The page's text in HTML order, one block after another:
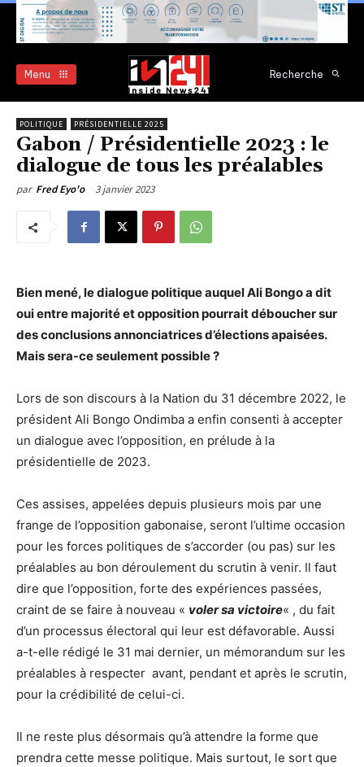
Menu Recherche
POLITIQUE PRÉSIDENTIELLE 2025
Gabon / Présidentielle 2023 : le
dialogue de tous les préalables
par Fred Eyo'o 3 janvier 2023
Bien mené, le dialogue politique auquel Ali Bongo a dit
oui entre majorité et opposition pourrait déboucher sur
des conclusions annonciatrices d’élections apaisées.
Mais sera-ce seulement possible ?
Lors de son discours à la Nation du 31 décembre 2022, le
président Ali Bongo Ondimba a enfin consenti à accepter
un dialogue avec l’opposition, en prélude à la
présidentielle de 2023.
Ces assises, appelées depuis plusieurs mois par une
frange de l’opposition gabonaise, seront l’ultime occasion
pour les forces politiques de s’accorder (ou pas) sur les
préalables au bon déroulement du scrutin à venir. Il faut
dire que l’opposition, forte des expériences passées,
craint de se faire à nouveau « voler sa victoire« , du fait
d’un processus électoral qui leur est défavorable. Aussi
a-t-elle rédigé le 31 mai dernier, un mémorandum sur les
préalables à respecter avant, pendant et après le scrutin,
pour la crédibilité de celui-ci.
Il ne reste plus désormais qu’à attendre la forme que
prendra cette messe politique. Mais surtout, le sort que